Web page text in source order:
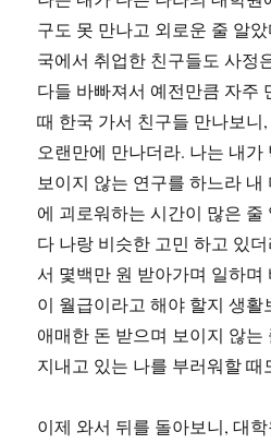
구도 못 만나고 외로운 줄 알
국에서 취업한 친구들도 사정
다들 바빠져서 예전만큼 자주
때 한국 가서 친구들 만나보
오랜만에 만나더라. 나는 내가
보이지 않는 연구를 하느라
에 괴로워하는 시간이 많은 줄
다 나랑 비슷한 고민 하고 있
서 몇백만 원 받아가며 일하며
이 월급이라고 해야 할지 생활
애매한 돈 받으며 보이지 않는
지내고 있는 나를 부러워할 때
이제 와서 뒤를 돌아보니, 대